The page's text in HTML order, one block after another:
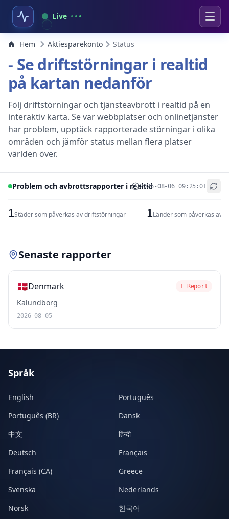
Live
Hem Aktiesparekonto Status
- Se driftstörningar i realtid
på kartan nedanför
Följ driftstörningar och tjänsteavbrott i realtid på en
interaktiv karta. Se var webbplatser och onlinetjänster
har problem, upptäck rapporterade störningar i olika
områden och jämför status mellan flera platser
världen över.
Problem och avbrottsrapporter i realtid2026-08-06 09:25:01
1Städer som påverkas av driftstörningar 1Länder som påverkas av
+
Senaste rapporter
🇩🇰Denmark 1 Report
Kalundborg
2026-08-05
Språk
English
Português
Português (BR)
Dansk
中文
हिन्दी
Deutsch
Français
Français (CA)
Greece
Svenska
Nederlands
Norsk
한국어